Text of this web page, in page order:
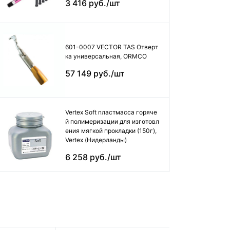
3 416 руб./шт
601-0007 VECTOR TAS Отверт
ка универсальная, ORMCO
57 149 руб./шт
Vertex Soft пластмасса горяче
й полимеризации для изготовл
ения мягкой прокладки (150г),
Vertex (Нидерланды)
6 258 руб./шт